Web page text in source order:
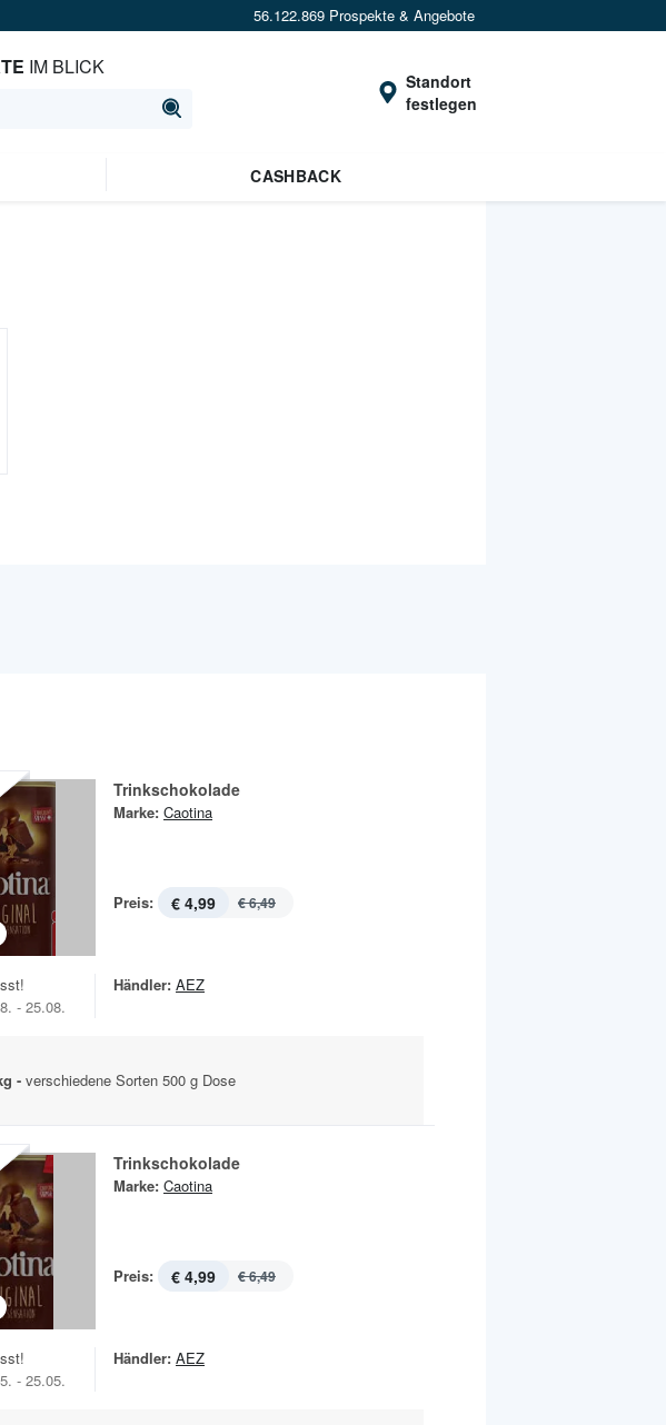
56.122.869 Prospekte & Angebote
IM BLICK
Standort
festlegen
CASHBACK
Trinkschokolade
Marke: Caotina
Preis: € 4,99 € 6,49
- 25.08.
Händler: AEZ
- verschiedene Sorten 500 g Dose
Trinkschokolade
Marke: Caotina
Preis: € 4,99 € 6,49
- 25.05.
Händler: AEZ